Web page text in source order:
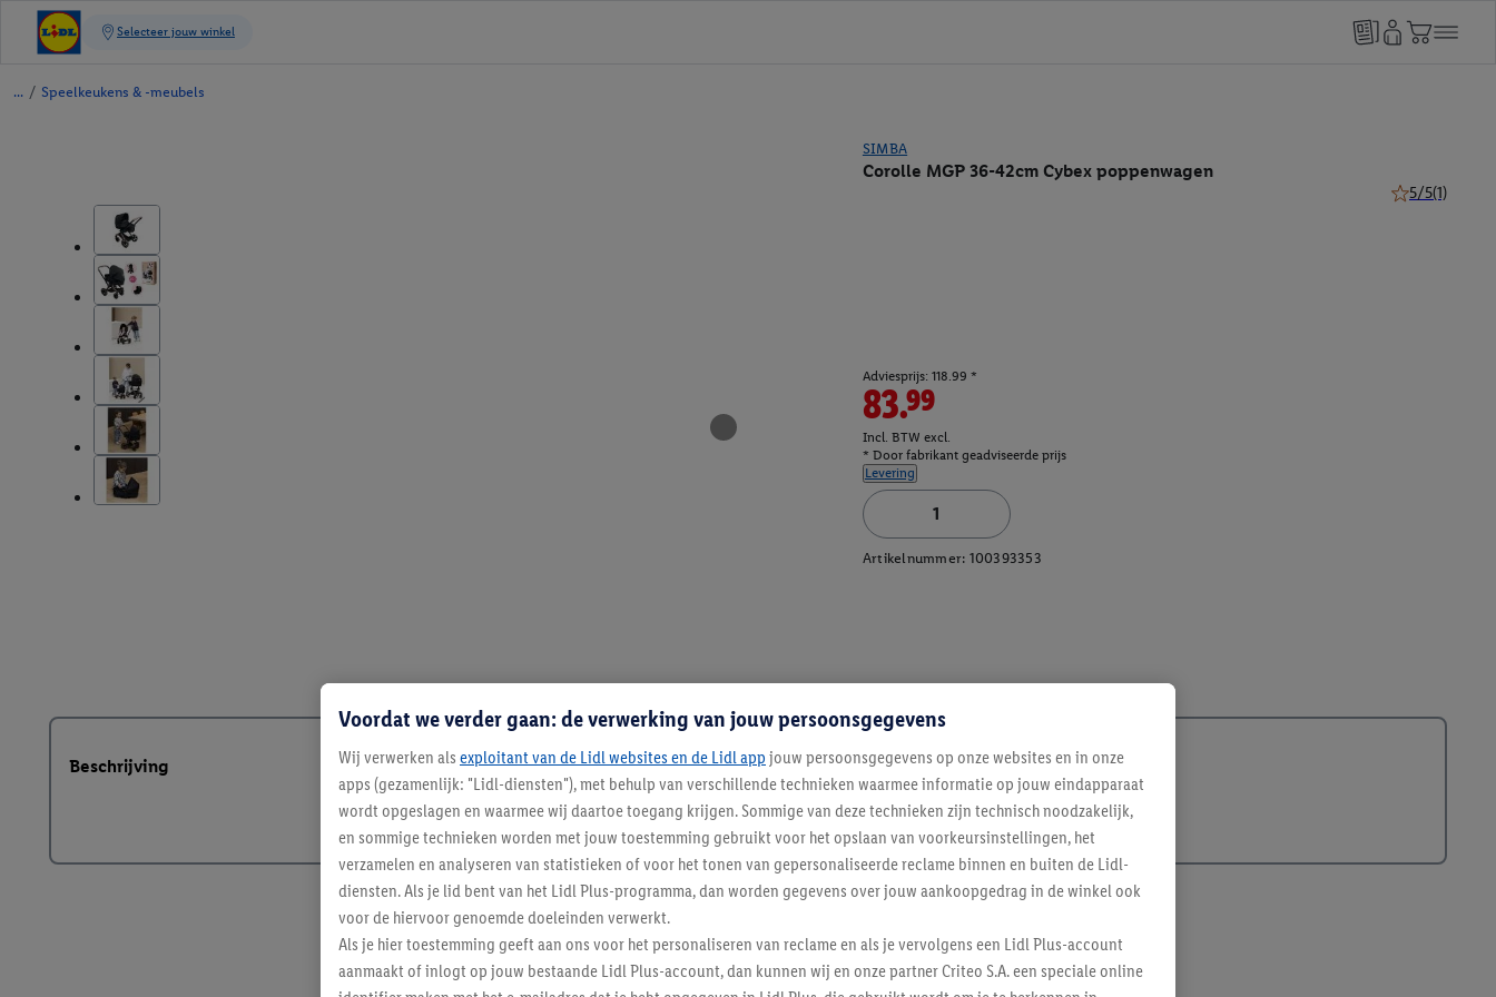
/ Speelkeukens & -meubels
SIMBA
Corolle MGP 36-42cm Cybex poppenwagen
5/5(1)
Adviesprijs: 118.99 *
83.99
Incl. BTW excl.
* Door fabrikant geadviseerde prijs
Levering
Artikelnummer: 100393353
Beschrijving
Voordat we verder gaan: de verwerking van jouw persoonsgegevens
Wij verwerken als exploitant van de Lidl websites en de Lidl app jouw persoonsgegevens op onze websites en in onze
apps (gezamenlijk: "Lidl-diensten"), met behulp van verschillende technieken waarmee informatie op jouw eindapparaat
wordt opgeslagen en waarmee wij daartoe toegang krijgen. Sommige van deze technieken zijn technisch noodzakelijk,
en sommige technieken worden met jouw toestemming gebruikt voor het opslaan van voorkeursinstellingen, het
verzamelen en analyseren van statistieken of voor het tonen van gepersonaliseerde reclame binnen en buiten de Lidl-
diensten. Als je lid bent van het Lidl Plus-programma, dan worden gegevens over jouw aankoopgedrag in de winkel ook
voor de hiervoor genoemde doeleinden verwerkt.
Als je hier toestemming geeft aan ons voor het personaliseren van reclame en als je vervolgens een Lidl Plus-account
aanmaakt of inlogt op jouw bestaande Lidl Plus-account, dan kunnen wij en onze partner Criteo S.A. een speciale online